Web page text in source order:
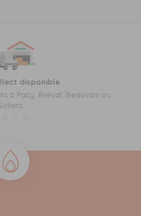
disponible
à Pacy, Bréval, Beauvais ou